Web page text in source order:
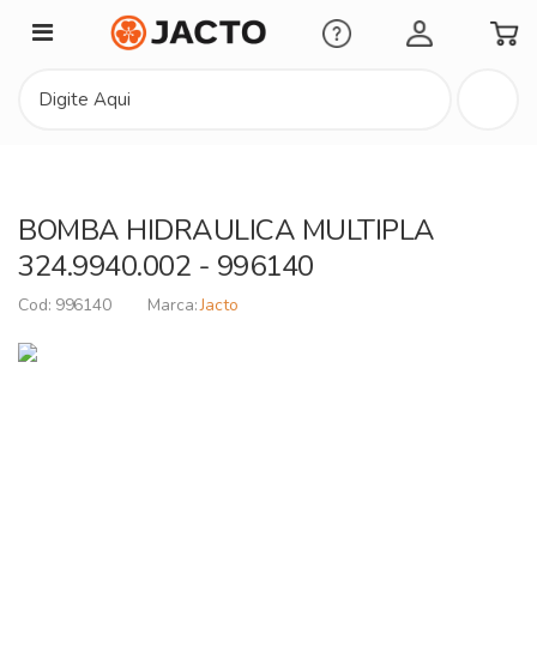
Minha Conta
BOMBA HIDRAULICA MULTIPLA
324.9940.002 - 996140
996140 Jacto